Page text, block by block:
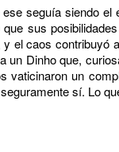
seguía siendo
sus
y el caos contribuyó
un Dinho que,
vaticinaron un
sí. Lo